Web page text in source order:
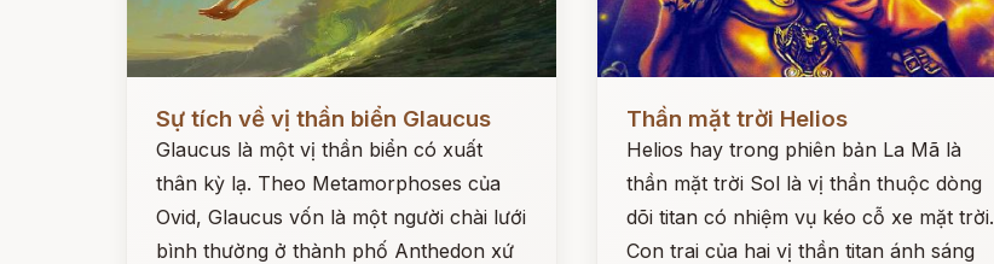
Sự tích về vị thần biển Glaucus
Glaucus là một vị thần biển có xuất
thân kỳ lạ. Theo Metamorphoses của
Ovid, Glaucus vốn là một người chài lưới
bình thường ở thành phố Anthedon xứ
Đọc ngay
Thần mặt trời Helios
Helios hay trong phiên bản La Mã là
thần mặt trời Sol là vị thần thuộc dòng
dõi titan có nhiệm vụ kéo cỗ xe mặt trời.
Con trai của hai vị thần titan ánh sáng